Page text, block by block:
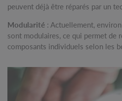
peuvent déjà être réparés par un
Modularité : Actuellement,
sont modulaires, ce qui permet de
composants individuels selon les